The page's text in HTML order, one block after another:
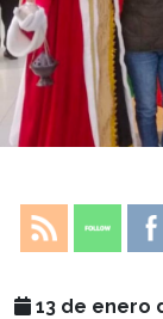
13 de enero